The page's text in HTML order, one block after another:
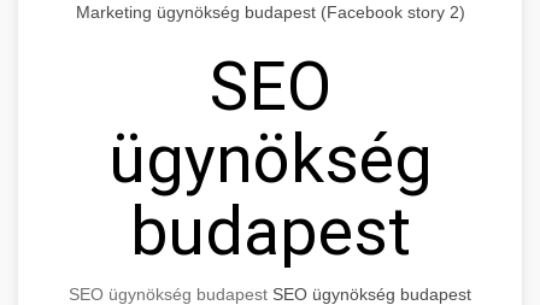
Marketing ügynökség budapest (Facebook story 2)
SEO
ügynökség
budapest
SEO ügynökség budapest SEO ügynökség budapest